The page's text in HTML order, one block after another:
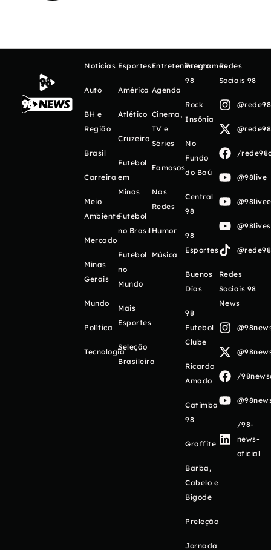
Notícias
Auto
BH e
Região
Brasil
Carreira
Meio
Ambiente
Mercado
Minas
Gerais
Mundo
Política
Tecnologia
Esportes
América
Atlético
Cruzeiro
Futebol
em
Minas
Futebol
no Brasil
Futebol
no
Mundo
Mais
Esportes
Seleção
Brasileira
Entretenimento
Agenda
Cinema,
TV e
Séries
Famosos
Nas
Redes
Humor
Música
Programas
98
Rock
Insônia
No
Fundo
do Baú
Central
98
98
Esportes
Buenos
Días
98
Futebol
Clube
Ricardo
Amado
Catimba
98
Graffite
Barba,
Cabelo e
Bigode
Preleção
Jornada
Redes
Sociais 98
/
@98live
Redes
Sociais 98
News
/
/98-
news-
oficial